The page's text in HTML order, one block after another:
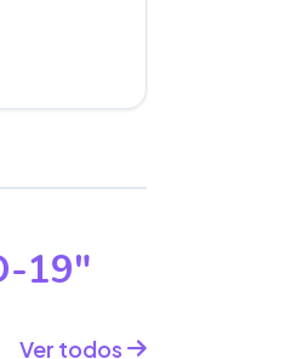
19"
Ver todos